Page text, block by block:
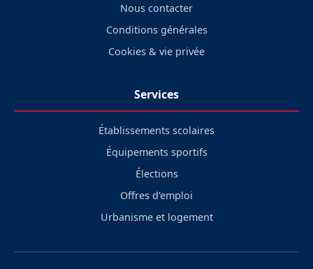
Nous contacter
Conditions générales
Cookies & vie privée
Services
Établissements scolaires
Équipements sportifs
Élections
Offres d'emploi
Urbanisme et logement